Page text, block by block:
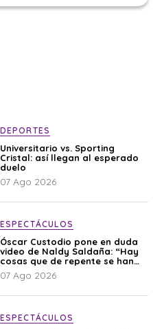
DEPORTES
Universitario vs. Sporting
Cristal: así llegan al esperado
duelo
07 Ago 2026
ESPECTÁCULOS
Óscar Custodio pone en duda
video de Naldy Saldaña: “Hay
cosas que de repente se han
editado”
07 Ago 2026
ESPECTÁCULOS